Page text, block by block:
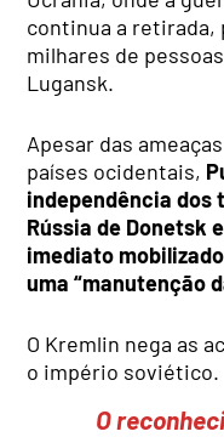
continua a
milhares de
Lugansk.
Apesar das
países ocidentais,
independência
Rússia de Donetsk
imediato
uma “manutenção
O Kremlin nega as
o império soviético.
O